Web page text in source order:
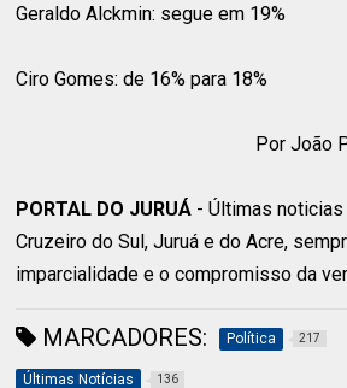
Geraldo Alckmin: segue em 19%
Ciro Gomes: de 16% para 18%
Por João
PORTAL DO JURUÁ - Últimas
Cruzeiro do Sul, Juruá e do Acre,
imparcialidade e o compromisso da
MARCADORES: Política 217
Últimas Notícias 136